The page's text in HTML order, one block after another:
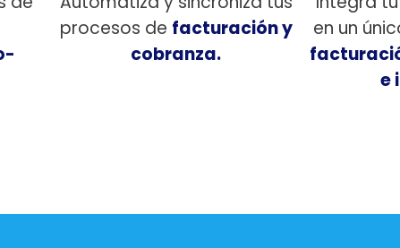
procesos de facturación y
cobranza.
en un
e